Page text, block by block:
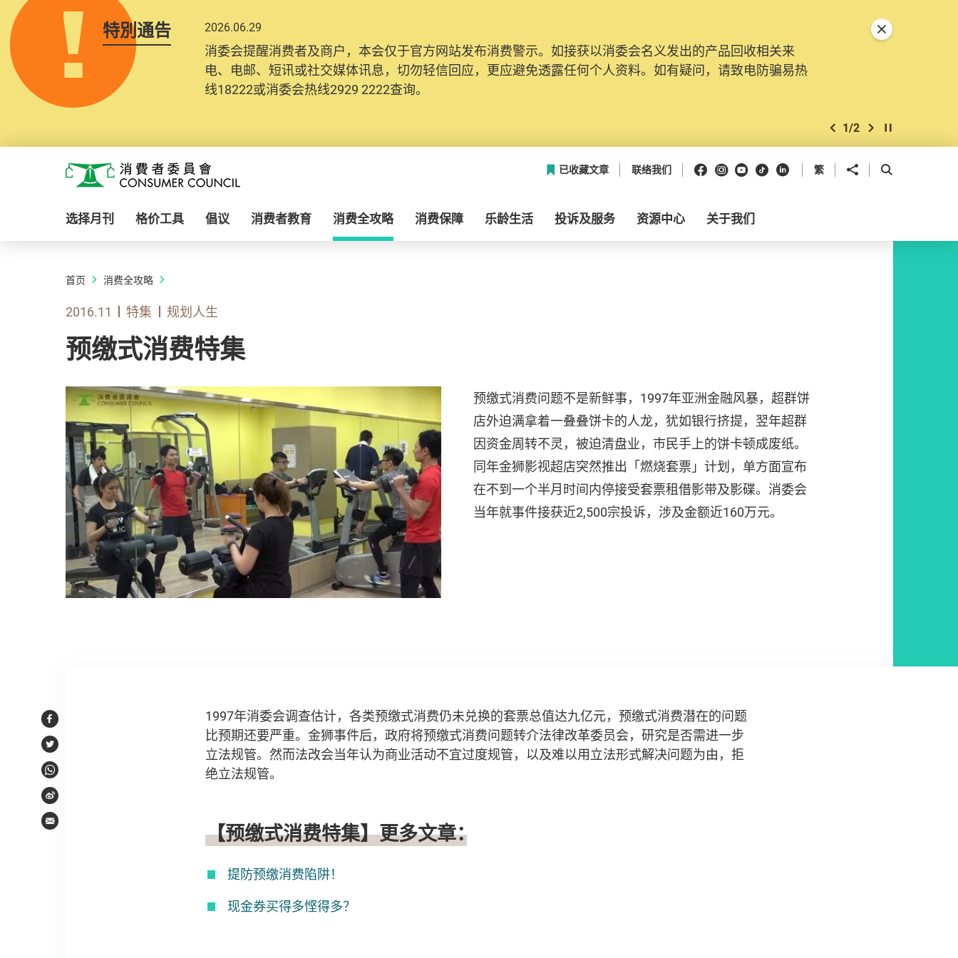
特別通告 2026.06.29
消委会提醒消费者及商户，本会仅于官方网站发布消费警示。如接获以消委会名义发出的产品回收相关来
电、电邮、短讯或社交媒体讯息，切勿轻信回应，更应避免透露任何个人资料。如有疑问，请致电防骗易热
线18222或消委会热线2929 2222查询。
上一个
1/2 下一个开始/暂停幻灯
关闭特別通告
消费者委员会
已收藏文章 联络我们 Facebook
Instagram
Youtube
抖音领英 繁 分享到 开启搜寻框
选择月刊 格价工具 倡议 消费者教育 消费全攻略 消费保障 乐龄生活 投诉及服务 资源中心 关于我们
首页 消费全攻略
2016.11 特集 规划人生
预缴式消费特集
预缴式消费问题不是新鲜事，1997年亚洲金融风暴，超群饼
店外迫满拿着一叠叠饼卡的人龙，犹如银行挤提，翌年超群
因资金周转不灵，被迫清盘业，市民手上的饼卡顿成废纸。
同年金狮影视超店突然推出「燃烧套票」计划，单方面宣布
在不到一个半月时间内停接受套票租借影带及影碟。消委会
当年就事件接获近2,500宗投诉，涉及金额近160万元。
Facebook
Twitter
WhatsApp
Weibo
Email
1997年消委会调查估计，各类预缴式消费仍未兑换的套票总值达九亿元，预缴式消费潜在的问题
比预期还要严重。金狮事件后，政府将预缴式消费问题转介法律改革委员会，研究是否需进一步
立法规管。然而法改会当年认为商业活动不宜过度规管，以及难以用立法形式解决问题为由，拒
绝立法规管。
【预缴式消费特集】更多文章：
提防预缴消费陷阱！
现金券买得多悭得多？